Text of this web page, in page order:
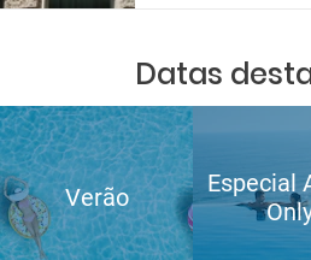
Datas
Verão
Especial